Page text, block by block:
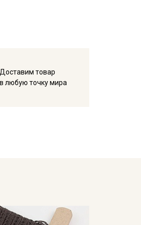
Доставим товар
в любую точку мира